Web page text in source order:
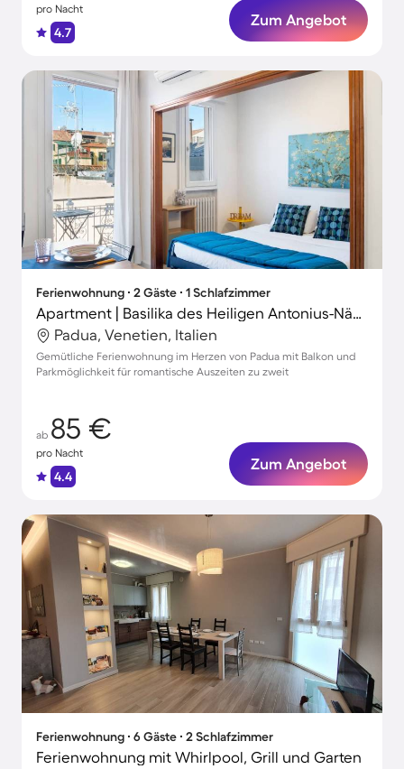
pro Nacht
4.7
Zum Angebot
Ferienwohnung ∙ 2 Gäste ∙ 1 Schlafzimmer
Apartment | Basilika des Heiligen Antonius-Nähe
Padua, Venetien, Italien
Gemütliche Ferienwohnung im Herzen von Padua mit Balkon und
Parkmöglichkeit für romantische Auszeiten zu zweit
ab 85 €
pro Nacht
4.4
Zum Angebot
Ferienwohnung ∙ 6 Gäste ∙ 2 Schlafzimmer
Ferienwohnung mit Whirlpool, Grill und Garten